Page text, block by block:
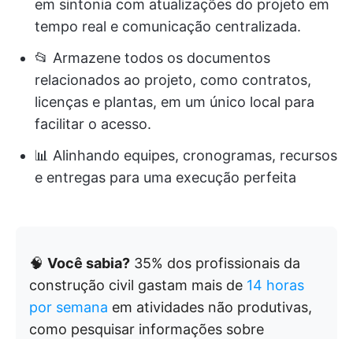
em sintonia com atualizações do projeto em
tempo real e comunicação centralizada.
📂 Armazene todos os documentos
relacionados ao projeto, como contratos,
licenças e plantas, em um único local para
facilitar o acesso.
📊 Alinhando equipes, cronogramas, recursos
e entregas para uma execução perfeita
🧠 Você sabia? 35% dos profissionais da
construção civil gastam mais de 14 horas
por semana em atividades não produtivas,
como pesquisar informações sobre